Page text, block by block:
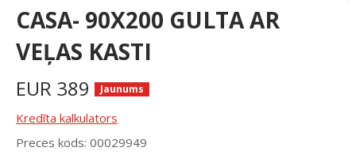
CASA- 90X200 GULTA AR
VEĻAS KASTI
EUR 389 Jaunums
Kredīta kalkulators
Preces kods: 00029949